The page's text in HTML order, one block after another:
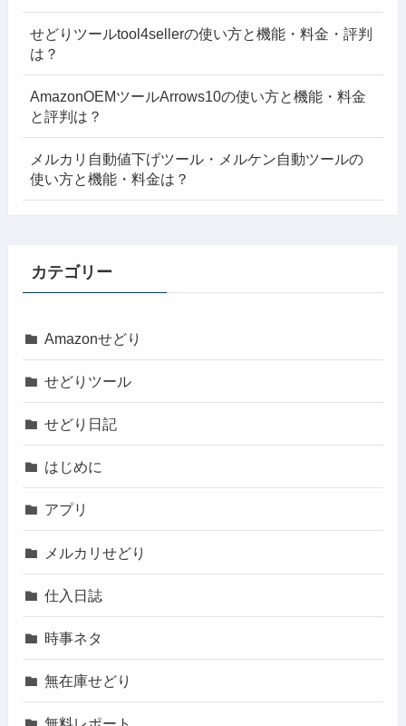
せどりツールtool4sellerの使い方と機能・料金・評判
は？
AmazonOEMツールArrows10の使い方と機能・料金
と評判は？
メルカリ自動値下げツール・メルケン自動ツールの
使い方と機能・料金は？
カテゴリー
Amazonせどり
せどりツール
せどり日記
はじめに
アプリ
メルカリせどり
仕入日誌
時事ネタ
無在庫せどり